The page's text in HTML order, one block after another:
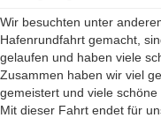
Wir besuchten unter
Hafenrundfahrt gemacht,
gelaufen und haben viele
Zusammen haben wir viel
gemeistert und viele
Mit dieser Fahrt endet für